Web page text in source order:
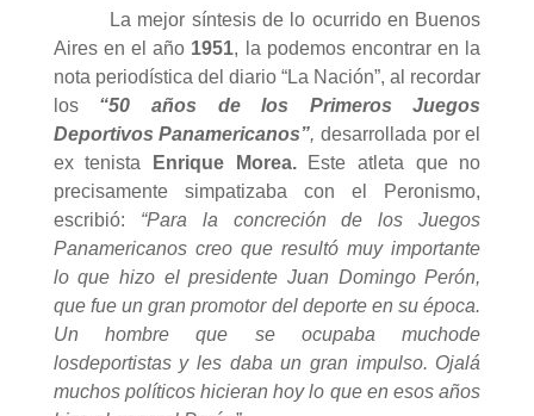
La mejor síntesis de lo ocurrido en Buenos
Aires en el año 1951, la podemos encontrar en la
nota periodística del diario “La Nación”, al recordar
los “50 años de los Primeros Juegos
Deportivos Panamericanos”, desarrollada por el
ex tenista
Enrique Morea.Este atleta que no
precisamente simpatizaba con el Peronismo,
escribió: “Para la concreción de los Juegos
Panamericanos creo que resultó muy importante
lo que hizo el presidente Juan Domingo Perón,
que fue un gran promotor del deporte en su época.
Un hombre que se ocupaba muchode
losdeportistas y les daba un gran impulso. Ojalá
muchos políticos hicieran hoy lo que en esos años